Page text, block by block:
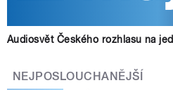
Audiosvět Českého rozhlasu na
NEJPOSLOUCHANĚJŠÍ